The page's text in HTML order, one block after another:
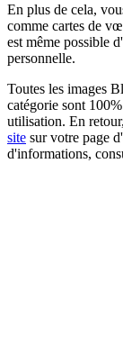
En plus de cela,
comme cartes de
est même possible
personnelle.
Toutes les images
catégorie sont
utilisation. En
site sur votre page
d'informations,